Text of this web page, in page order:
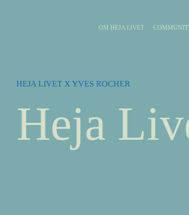
OM HEJA LIVET
HEJA LIVET X YVES ROCHER
Heja